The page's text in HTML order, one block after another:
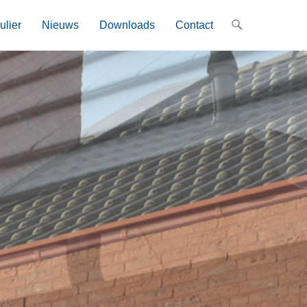
Nieuws Downloads Contact